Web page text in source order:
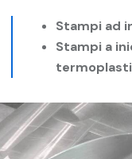
Stampi ad
Stampi a